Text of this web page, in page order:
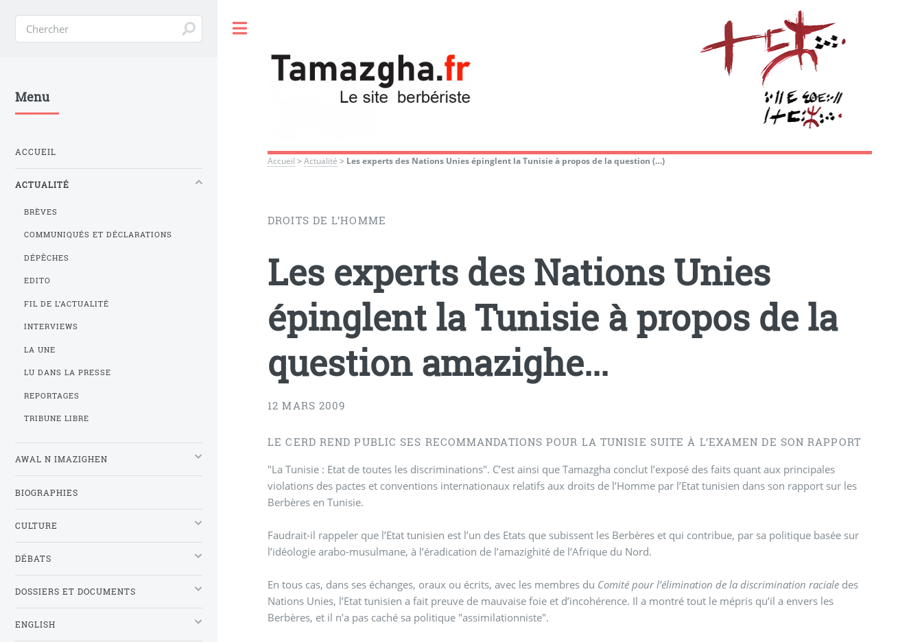
Accueil >Actualité > Les experts des Nations Unies épinglent la Tunisie à propos de la question (…)
DROITS DE L’HOMME
Les experts des Nations Unies
épinglent la Tunisie à propos de la
question amazighe...
12 MARS 2009
LE CERD REND PUBLIC SES RECOMMANDATIONS POUR LA TUNISIE SUITE À L’EXAMEN DE SON RAPPORT
"La Tunisie : Etat de toutes les discriminations". C’est ainsi que Tamazgha conclut l’exposé des faits quant aux principales
violations des pactes et conventions internationaux relatifs aux droits de l’Homme par l’Etat tunisien dans son rapport sur les
Berbères en Tunisie.
Faudrait-il rappeler que l’Etat tunisien est l’un des Etats que subissent les Berbères et qui contribue, par sa politique basée sur
l’idéologie arabo-musulmane, à l’éradication de l’amazighité de l’Afrique du Nord.
En tous cas, dans ses échanges, oraux ou écrits, avec les membres du Comité pour l’élimination de la discrimination raciale des
Nations Unies, l’Etat tunisien a fait preuve de mauvaise foie et d’incohérence. Il a montré tout le mépris qu’il a envers les
Berbères, et il n’a pas caché sa politique "assimilationniste".
Menu
ACCUEIL
ACTUALITÉ
BRÈVES
COMMUNIQUÉS ET DÉCLARATIONS
DÉPÊCHES
EDITO
FIL DE L’ACTUALITÉ
INTERVIEWS
LA UNE
LU DANS LA PRESSE
REPORTAGES
TRIBUNE LIBRE
AWAL N IMAZIGHEN
BIOGRAPHIES
CULTURE
DÉBATS
DOSSIERS ET DOCUMENTS
ENGLISH